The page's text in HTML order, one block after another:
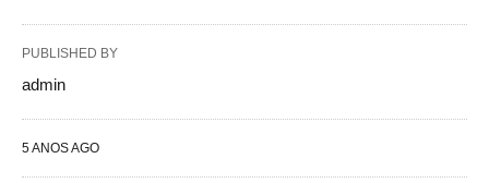
PUBLISHED BY
admin
5 ANOS AGO